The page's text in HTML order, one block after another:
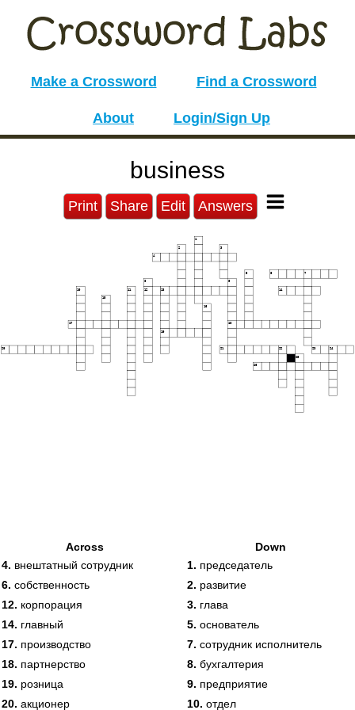
Make a Crossword Find a Crossword
About Login/Sign Up
business
Print Share Edit Answers
1
2 3
4
5 6 7
8 9
10 11 12 13 14
15
16
17 18
19
20 21 22 23 24
25
26
Across
4. внештатный сотрудник
6. собственность
12. корпорация
14. главный
17. производство
18. партнерство
19. розница
20. акционер
Down
1. председатель
2. развитие
3. глава
5. основатель
7. сотрудник исполнитель
8. бухгалтерия
9. предприятие
10. отдел